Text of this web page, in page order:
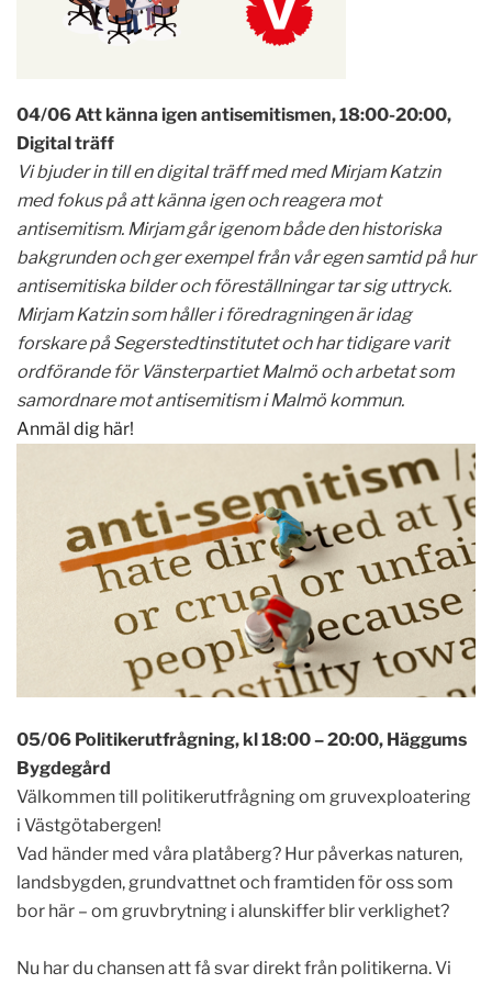
04/06 Att känna igen antisemitismen, 18:00-20:00,
Digital träff
Vi bjuder in till en digital träff med med Mirjam Katzin
med fokus på att känna igen och reagera mot
antisemitism. Mirjam går igenom både den historiska
bakgrunden och ger exempel från vår egen samtid på hur
antisemitiska bilder och föreställningar tar sig uttryck.
Mirjam Katzin som håller i föredragningen är idag
forskare på Segerstedtinstitutet och har tidigare varit
ordförande för Vänsterpartiet Malmö och arbetat som
samordnare mot antisemitism i Malmö kommun.
Anmäl dig här!
05/06 Politikerutfrågning, kl 18:00 – 20:00, Häggums
Bygdegård
Välkommen till politikerutfrågning om gruvexploatering
i Västgötabergen!
Vad händer med våra platåberg? Hur påverkas naturen,
landsbygden, grundvattnet och framtiden för oss som
bor här – om gruvbrytning i alunskiffer blir verklighet?
Nu har du chansen att få svar direkt från politikerna. Vi